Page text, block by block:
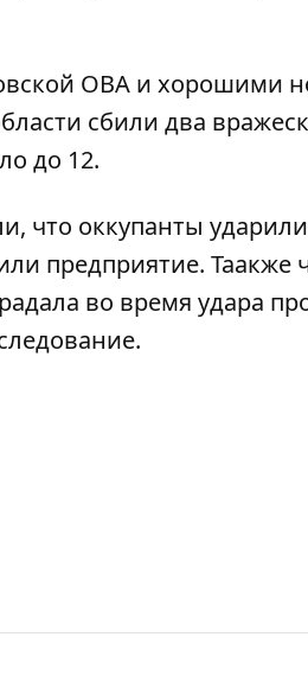
ОВА и хорошими
сбили два
до 12.
что оккупанты
предприятие. Таакже
во время удара
.